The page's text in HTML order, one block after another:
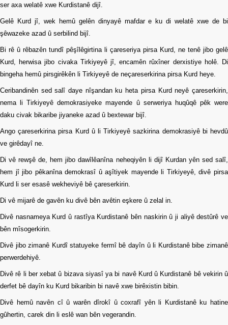
ser axa welatê xwe Kurdistanê dijî.
Gelê Kurd jî, wek hemû gelên dinyayê mafdar e ku di welatê xwe de bi
şêwazeke azad û serbilind bijî.
Bi rê û rêbazên tundî pêşîlêgirtina li çareseriya pirsa Kurd, ne tenê jibo gelê
Kurd, herwisa jibo civaka Tirkiyeyê jî, encamên rûxîner derxistiye holê. Di
bingeha hemû pirsgirêkên li Tirkiyeyê de neçareserkirina pirsa Kurd heye.
Ceribandinên sed salî daye nîşandan ku heta pirsa Kurd neyê çareserkirin,
nema li Tirkiyeyê demokrasiyeke mayende û serweriya huqûqê pêk were
daku civak bikaribe jiyaneke azad û bextewar bijî.
Ango çareserkirina pirsa Kurd û li Tirkiyeyê sazkirina demokrasiyê bi hevdû
ve girêdayî ne.
Di vê rewşê de, hem jibo dawîlêanîna neheqiyên li dijî Kurdan yên sed salî,
hem jî jibo pêkanîna demokrasî û aşîtiyek mayende li Tirkiyeyê, divê pirsa
Kurd li ser esasê wekheviyê bê çareserkirin.
Di vê mijarê de gavên ku divê bên avêtin eşkere û zelal in.
Divê nasnameya Kurd û rastîya Kurdistanê bên naskirin û ji aliyê destûrê ve
bên mîsogerkirin.
Divê jibo zimanê Kurdî statuyeke fermî bê dayîn û li Kurdistanê bibe zimanê
perwerdehiyê.
Divê rê li ber xebat û bizava siyasî ya bi navê Kurd û Kurdistanê bê vekirin û
derfet bê dayîn ku Kurd bikaribin bi navê xwe birêxistin bibin.
Divê hemû navên cî û warên dîrokî û coxrafî yên li Kurdistanê ku hatine
gûhertin, carek din li eslê wan bên vegerandin.